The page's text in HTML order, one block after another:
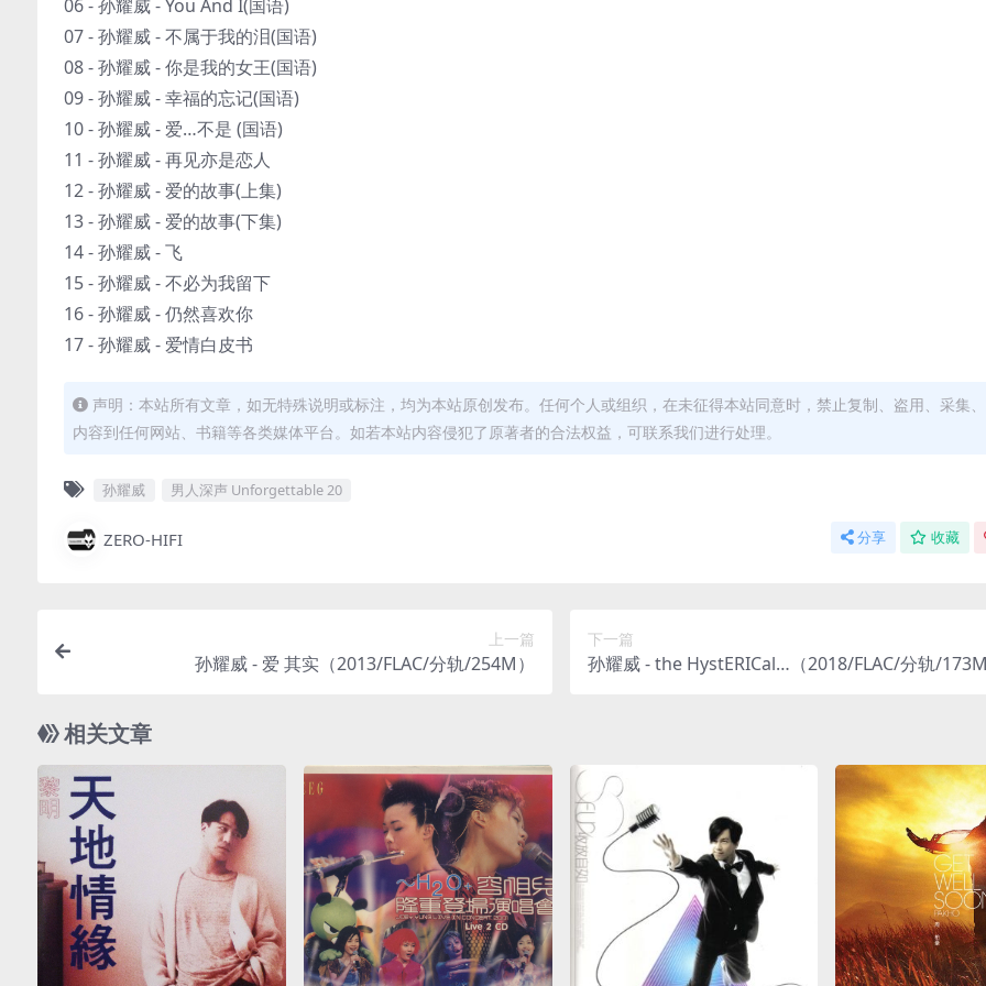
06 - 孙耀威 - You And I(国语)
07 - 孙耀威 - 不属于我的泪(国语)
08 - 孙耀威 - 你是我的女王(国语)
09 - 孙耀威 - 幸福的忘记(国语)
10 - 孙耀威 - 爱…不是 (国语)
11 - 孙耀威 - 再见亦是恋人
12 - 孙耀威 - 爱的故事(上集)
13 - 孙耀威 - 爱的故事(下集)
14 - 孙耀威 - 飞
15 - 孙耀威 - 不必为我留下
16 - 孙耀威 - 仍然喜欢你
17 - 孙耀威 - 爱情白皮书
声明：本站所有文章，如无特殊说明或标注，均为本站原创发布。任何个人或组织，在未征得本站同意时，禁止复制、盗用、采集
内容到任何网站、书籍等各类媒体平台。如若本站内容侵犯了原著者的合法权益，可联系我们进行处理。
孙耀威 男人深声 Unforgettable 20
ZERO-HIFI 分享 收藏
上一篇
孙耀威 - 爱 其实（2013/FLAC/分轨/254M）
下一篇
孙耀威 - the HystERICal…（2018/FLAC/分轨/
相关文章